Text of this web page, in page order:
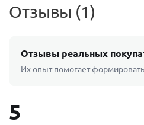
Отзывы (1)
Отзывы реальных
Их опыт помогает
5